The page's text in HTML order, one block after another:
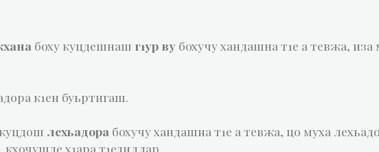
боху куцдешнаш г1ур ву бохучу хандашна т1е а тевжа, иза
к1ен буьртигаш.
лехьадора бохучу хандашна т1е а тевжа, цо муха
х1ара т1едиллар.